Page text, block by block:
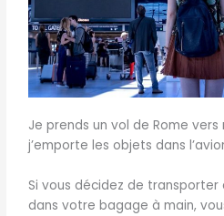
Je prends un vol de Rome vers
j’emporte les objets dans
Si vous décidez de
dans votre bagage à main,